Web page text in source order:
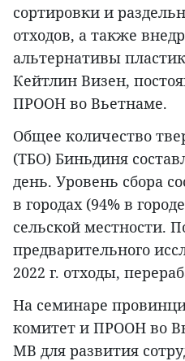
сортировки и
отходов, а также
альтернативы
Кейтлин Визен,
ПРООН во Вьетнаме.
Общее количество
(ТБО) Биньдиня
день. Уровень сбора
в городах (94% в
сельской местности.
предварительного
2022 г. отходы,
На семинаре
комитет и ПРООН во
МВ для развития